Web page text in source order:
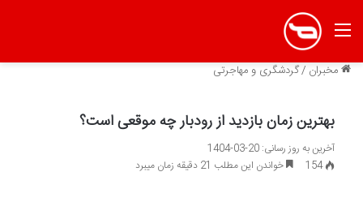
منو
مخبران /گردشگری و مهاجرتی
بهترین زمان بازدید از رودبار چه موقعی است؟
آخرین به روز رسانی: 20-03-1404
154
خواندن این مطلب 21 دقیقه زمان میبرد